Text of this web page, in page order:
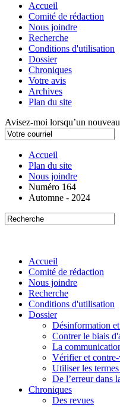
Accueil
Comité de rédaction
Nous joindre
Recherche
Conditions d'utilisation
Dossier
Chroniques
Votre avis
Archives
Plan du site
Avisez-moi lorsqu’un
Accueil
Plan du site
Nous joindre
Numéro 164
Automne - 2024
Accueil
Comité de rédaction
Nous joindre
Recherche
Conditions d'utilisation
Dossier
Désinformation
Contrer le biais
La
Vérifier et
Utiliser les
De l’erreur dans
Chroniques
Des revues